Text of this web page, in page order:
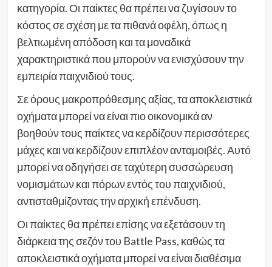
κατηγορία. Οι παίκτες θα πρέπει να ζυγίσουν το
κόστος σε σχέση με τα πιθανά οφέλη, όπως η
βελτιωμένη απόδοση και τα μοναδικά
χαρακτηριστικά που μπορούν να ενισχύσουν την
εμπειρία παιχνιδιού τους.
Σε όρους μακροπρόθεσμης αξίας, τα αποκλειστικά
οχήματα μπορεί να είναι πιο οικονομικά αν
βοηθούν τους παίκτες να κερδίζουν περισσότερες
μάχες και να κερδίζουν επιπλέον ανταμοιβές. Αυτό
μπορεί να οδηγήσει σε ταχύτερη συσσώρευση
νομισμάτων και πόρων εντός του παιχνιδιού,
αντισταθμίζοντας την αρχική επένδυση.
Οι παίκτες θα πρέπει επίσης να εξετάσουν τη
διάρκεια της σεζόν του Battle Pass, καθώς τα
αποκλειστικά οχήματα μπορεί να είναι διαθέσιμα